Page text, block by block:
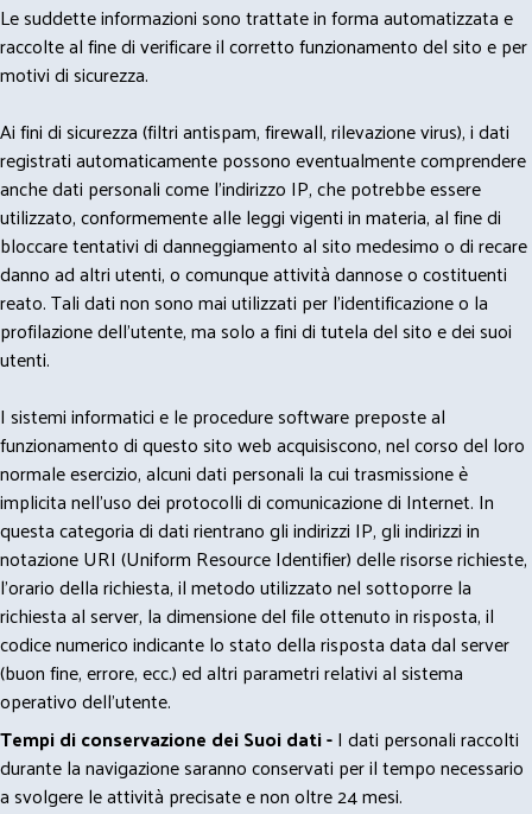
Le suddette informazioni sono trattate in forma automatizzata e
raccolte al fine di verificare il corretto funzionamento del sito e per
motivi di sicurezza.
Ai fini di sicurezza (filtri antispam, firewall, rilevazione virus), i dati
registrati automaticamente possono eventualmente comprendere
anche dati personali come l'indirizzo IP, che potrebbe essere
utilizzato, conformemente alle leggi vigenti in materia, al fine di
bloccare tentativi di danneggiamento al sito medesimo o di recare
danno ad altri utenti, o comunque attività dannose o costituenti
reato. Tali dati non sono mai utilizzati per l'identificazione o la
profilazione dell'utente, ma solo a fini di tutela del sito e dei suoi
utenti.
I sistemi informatici e le procedure software preposte al
funzionamento di questo sito web acquisiscono, nel corso del loro
normale esercizio, alcuni dati personali la cui trasmissione è
implicita nell'uso dei protocolli di comunicazione di Internet. In
questa categoria di dati rientrano gli indirizzi IP, gli indirizzi in
notazione URI (Uniform Resource Identifier) delle risorse richieste,
l'orario della richiesta, il metodo utilizzato nel sottoporre la
richiesta al server, la dimensione del file ottenuto in risposta, il
codice numerico indicante lo stato della risposta data dal server
(buon fine, errore, ecc.) ed altri parametri relativi al sistema
operativo dell'utente.
Tempi di conservazione dei Suoi dati -I dati personali raccolti
durante la navigazione saranno conservati per il tempo necessario
a svolgere le attività precisate e non oltre 24 mesi.